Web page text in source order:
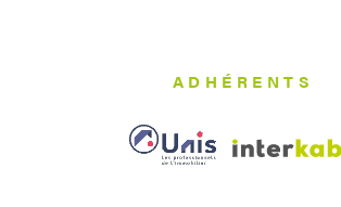
ADHÉRENTS